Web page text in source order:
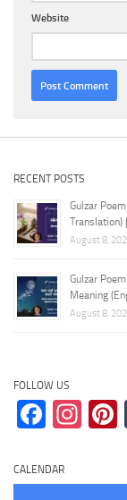
Website
RECENT POSTS
Gulzar
August 8,
Gulzar
Meaning
August 8,
FOLLOW US
CALENDAR